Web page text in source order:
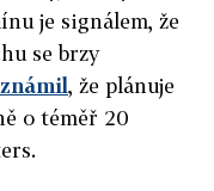
je signálem, že
se brzy
, že plánuje
o téměř 20